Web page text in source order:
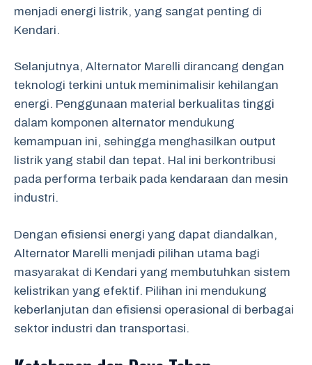
menjadi energi listrik, yang sangat penting di
Kendari.
Selanjutnya, Alternator Marelli dirancang dengan
teknologi terkini untuk meminimalisir kehilangan
energi. Penggunaan material berkualitas tinggi
dalam komponen alternator mendukung
kemampuan ini, sehingga menghasilkan output
listrik yang stabil dan tepat. Hal ini berkontribusi
pada performa terbaik pada kendaraan dan mesin
industri.
Dengan efisiensi energi yang dapat diandalkan,
Alternator Marelli menjadi pilihan utama bagi
masyarakat di Kendari yang membutuhkan sistem
kelistrikan yang efektif. Pilihan ini mendukung
keberlanjutan dan efisiensi operasional di berbagai
sektor industri dan transportasi.